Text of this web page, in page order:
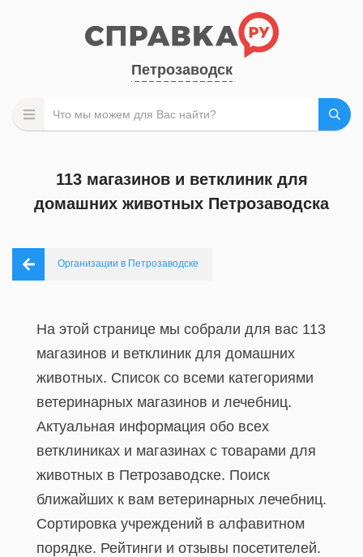
Петрозаводск
113 магазинов и ветклиник для
домашних животных Петрозаводска
Организации в Петрозаводске
На этой странице мы собрали для вас 113
магазинов и ветклиник для домашних
животных. Список со всеми категориями
ветеринарных магазинов и лечебниц.
Актуальная информация обо всех
ветклиниках и магазинах с товарами для
животных в Петрозаводске. Поиск
ближайших к вам ветеринарных лечебниц.
Сортировка учреждений в алфавитном
порядке. Рейтинги и отзывы посетителей.